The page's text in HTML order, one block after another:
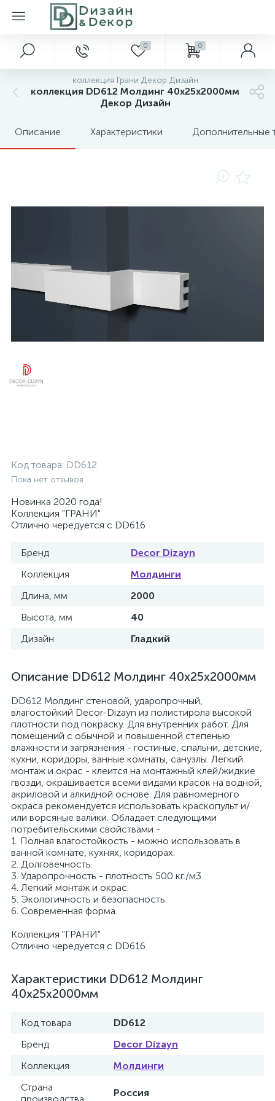
0 0
коллекция Грани Декор Дизайн
коллекция DD612 Молдинг 40х25x2000мм
Декор Дизайн
Описание Характеристики Дополнительные
Код товара: DD612
Пока нет отзывов
Новинка 2020 года!
Коллекция "ГРАНИ"
Отлично чередуется с DD616
Бренд
Decor Dizayn
Коллекция
Молдинги
Длина, мм
2000
Высота, мм
40
Дизайн
Гладкий
Описание DD612 Молдинг 40х25x2000мм
DD612 Молдинг стеновой, ударопрочный,
влагостойкий Decor-Dizayn из полистирола высокой
плотности под покраску. Для внутренних работ. Для
помещений с обычной и повышенной степенью
влажности и загрязнения - гостиные, спальни, детские,
кухни, коридоры, ванные комнаты, санузлы. Легкий
монтаж и окрас - клеится на монтажный клей/жидкие
гвозди, окрашивается всеми видами красок на водной,
акриловой и алкидной основе. Для равномерного
окраса рекомендуется использовать краскопульт и/
или ворсяные валики. Обладает следующими
потребительскими свойствами -
1. Полная влагостойкость - можно использовать в
ванной комнате, кухнях, коридорах.
2. Долговечность.
3. Ударопрочность - плотность 500 кг./м3.
4. Легкий монтаж и окрас.
5. Экологичность и безопасность.
6. Современная форма.
Коллекция "ГРАНИ"
Отлично чередуется с DD616
Характеристики DD612 Молдинг
40х25x2000мм
Код товара
DD612
Бренд
Decor Dizayn
Коллекция
Молдинги
Страна
Россия